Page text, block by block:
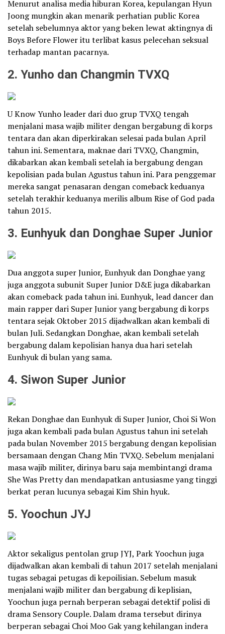
Menurut analisa media hiburan Korea, kepulangan Hyun
Joong mungkin akan menarik perhatian public Korea
setelah sebelumnya aktor yang beken lewat aktingnya di
Boys Before Flower itu terlibat kasus pelecehan seksual
terhadap mantan pacarnya.
2. Yunho dan Changmin TVXQ
U Know Yunho leader dari duo grup TVXQ tengah
menjalani masa wajib militer dengan bergabung di korps
tentara dan akan diperkirakan selesai pada bulan April
tahun ini. Sementara, maknae dari TVXQ, Changmin,
dikabarkan akan kembali setelah ia bergabung dengan
kepolisian pada bulan Agustus tahun ini. Para penggemar
mereka sangat penasaran dengan comeback keduanya
setelah terakhir keduanya merilis album Rise of God pada
tahun 2015.
3. Eunhyuk dan Donghae Super Junior
Dua anggota super Junior, Eunhyuk dan Donghae yang
juga anggota subunit Super Junior D&E juga dikabarkan
akan comeback pada tahun ini. Eunhyuk, lead dancer dan
main rapper dari Super Junior yang bergabung di korps
tentara sejak Oktober 2015 dijadwalkan akan kembali di
bulan Juli. Sedangkan Donghae, akan kembali setelah
bergabung dalam kepolisian hanya dua hari setelah
Eunhyuk di bulan yang sama.
4. Siwon Super Junior
Rekan Donghae dan Eunhyuk di Super Junior, Choi Si Won
juga akan kembali pada bulan Agustus tahun ini setelah
pada bulan November 2015 bergabung dengan kepolisian
bersamaan dengan Chang Min TVXQ. Sebelum menjalani
masa wajib militer, dirinya baru saja membintangi drama
She Was Pretty dan mendapatkan antusiasme yang tinggi
berkat peran lucunya sebagai Kim Shin hyuk.
5. Yoochun JYJ
Aktor sekaligus pentolan grup JYJ, Park Yoochun juga
dijadwalkan akan kembali di tahun 2017 setelah menjalani
tugas sebagai petugas di kepoilisian. Sebelum masuk
menjalani wajib militer dan bergabung di keplisian,
Yoochun juga pernah berperan sebagai detektif polisi di
drama Sensory Couple. Dalam drama tersebut dirinya
berperan sebagai Choi Moo Gak yang kehilangan indera